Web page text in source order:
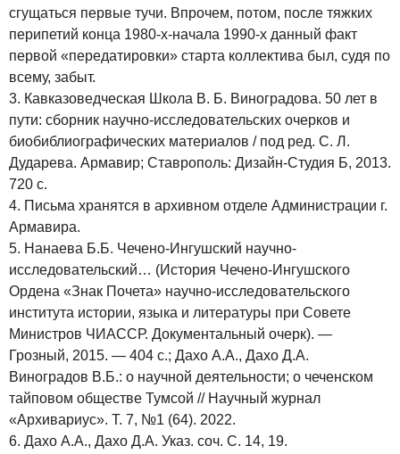
сгущаться первые тучи. Впрочем, потом, после тяжких
перипетий конца 1980-х-начала 1990-х данный факт
первой «передатировки» старта коллектива был, судя по
всему, забыт.
3. Кавказоведческая Школа В. Б. Виноградова. 50 лет в
пути: сборник научно-исследовательских очерков и
биобиблиографических материалов / под ред. С. Л.
Дударева. Армавир; Ставрополь: Дизайн-Студия Б, 2013.
720 с.
4. Письма хранятся в архивном отделе Администрации г.
Армавира.
5. Нанаева Б.Б. Чечено-Ингушский научно-
исследовательский… (История Чечено-Ингушского
Ордена «Знак Почета» научно-исследовательского
института истории, языка и литературы при Совете
Министров ЧИАССР. Документальный очерк). —
Грозный, 2015. — 404 с.; Дахо А.А., Дахо Д.А.
Виноградов В.Б.: о научной деятельности; о чеченском
тайповом обществе Тумсой // Научный журнал
«Архивариус». Т. 7, №1 (64). 2022.
6. Дахо А.А., Дахо Д.А. Указ. соч. С. 14, 19.